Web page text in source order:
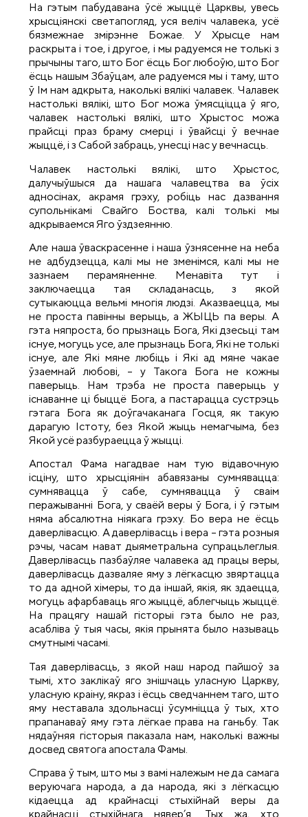
На гэтым пабудавана ўсё жыццё Царквы, увесь
хрысціянскі светапогляд, уся веліч чалавека, усё
бязмежнае змірэнне Божае. У Хрысце нам
раскрыта і тое, і другое, і мы радуемся не толькі з
прычыны таго, што Бог ёсць Бог любоўю, што Бог
ёсць нашым Збаўцам, але радуемся мы і таму, што
ў Ім нам адкрыта, наколькі вялікі чалавек. Чалавек
настолькі вялікі, што Бог можа ўмясціцца ў яго,
чалавек настолькі вялікі, што Хрыстос можа
прайсці праз браму смерці і ўвайсці ў вечнае
жыццё, і з Сабой забраць, унесці нас у вечнасць.
Чалавек настолькі вялікі, што Хрыстос,
далучыўшыся да нашага чалавецтва ва ўсіх
адносінах, акрамя грэху, робіць нас дазвання
супольнікамі Свайго Боства, калі толькі мы
адкрываемся Яго ўздзеянню.
Але наша ўваскрасенне і наша ўзнясенне на неба
не адбудзецца, калі мы не зменімся, калі мы не
зазнаем перамяненне. Менавіта тут і
заключаецца тая складанасць, з якой
сутыкаюцца вельмі многія людзі. Аказваецца, мы
не проста павінны верыць, а ЖЫЦЬ па веры. А
гэта няпроста, бо прызнаць Бога, Які дзесьці там
існуе, могуць усе, але прызнаць Бога, Які не толькі
існуе, але Які мяне любіць і Які ад мяне чакае
ўзаемнай любові, – у Такога Бога не кожны
паверыць. Нам трэба не проста паверыць у
існаванне ці быццё Бога, а пастарацца сустрэць
гэтага Бога як доўгачаканага Госця, як такую
дарагую Істоту, без Якой жыць немагчыма, без
Якой усё разбураецца ў жыцці.
Апостал Фама нагадвае нам тую відавочную
ісціну, што хрысціянін абавязаны сумнявацца:
сумнявацца ў сабе, сумнявацца ў сваім
перажыванні Бога, у сваёй веры ў Бога, і ў гэтым
няма абсалютна ніякага грэху. Бо вера не ёсць
даверлівасцю. А даверлівасць і вера – гэта розныя
рэчы, часам нават дыяметральна супрацьлеглыя.
Даверлівасць пазбаўляе чалавека ад працы веры,
даверлівасць дазваляе яму з лёгкасцю звяртацца
то да адной хімеры, то да іншай, якія, як здаецца,
могуць афарбаваць яго жыццё, аблегчыць жыццё.
На працягу нашай гісторыі гэта было не раз,
асабліва ў тыя часы, якія прынята было называць
смутнымі часамі.
Тая даверлівасць, з якой наш народ пайшоў за
тымі, хто заклікаў яго знішчаць уласную Царкву,
уласную краіну, якраз і ёсць сведчаннем таго, што
яму неставала здольнасці ўсумніцца ў тых, хто
прапанаваў яму гэта лёгкае права на ганьбу. Так
нядаўняя гісторыя паказала нам, наколькі важны
досвед святога апостала Фамы.
Справа ў тым, што мы з вамі належым не да самага
веруючага народа, а да народа, які з лёгкасцю
кідаецца ад крайнасці стыхійнай веры да
крайнасці стыхійнага нявер’я. Тых жа, хто